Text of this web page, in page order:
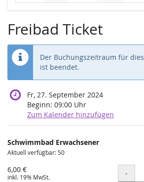
Keine Veranstaltungen
Keine Veranstaltungen
Keine Keine
Freibad Ticket
Der Buchungszeitraum für
ist beendet.
Fr, 27. September 2024
Beginn: 09:00 Uhr
Zum Kalender hinzufügen
Produkte
Unkategorisierte
Produkte
Schwimmbad Erwachsener
Aktuell verfügbar: 50
6,00 €
inkl. 19% MwSt. Menge
-